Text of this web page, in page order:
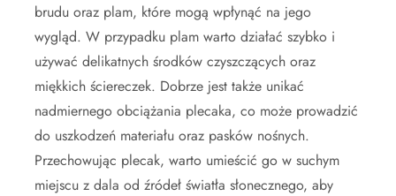
brudu oraz plam, które mogą wpłynąć na jego
wygląd. W przypadku plam warto działać szybko i
używać delikatnych środków czyszczących oraz
miękkich ściereczek. Dobrze jest także unikać
nadmiernego obciążania plecaka, co może prowadzić
do uszkodzeń materiału oraz pasków nośnych.
Przechowując plecak, warto umieścić go w suchym
miejscu z dala od źródeł światła słonecznego, aby